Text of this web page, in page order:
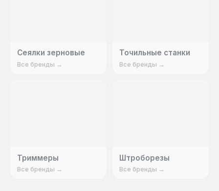
Сеялки зерновые
Все бренды →
Точильные станки
Все бренды →
Триммеры
Все бренды →
Штроборезы
Все бренды →